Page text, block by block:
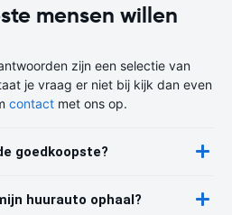
mensen willen
zijn een selectie van
je vraag er niet bij kijk dan even
contact met ons op.
goedkoopste?
huurauto ophaal?